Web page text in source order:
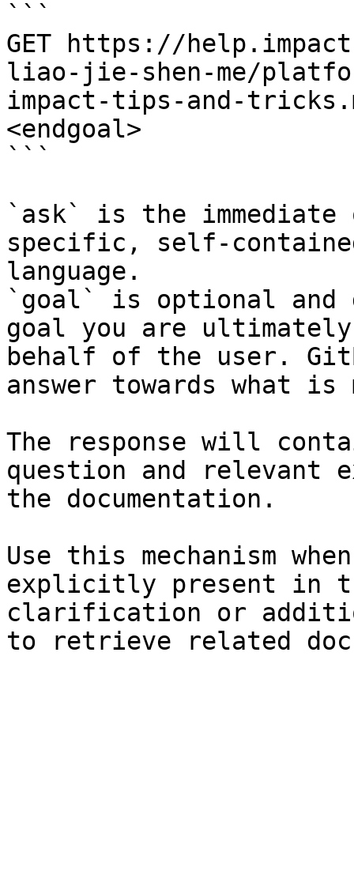
```
GET https://
liao-jie-shen-me/
impact-tips-and-
<endgoal>
```
`ask` is the
specific, self-
language.
`goal` is optional and
goal you are
behalf of the user.
answer towards what
The response will
question and relevant
the documentation.
Use this mechanism
explicitly present in
clarification or